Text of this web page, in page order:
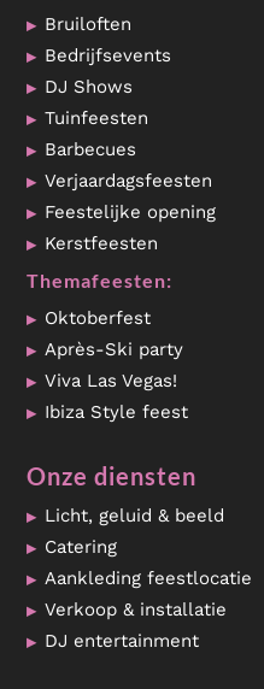
Bruiloften
Bedrijfsevents
DJ Shows
Tuinfeesten
Barbecues
Verjaardagsfeesten
Feestelijke opening
Kerstfeesten
Themafeesten:
Oktoberfest
Après-Ski party
Viva Las Vegas!
Ibiza Style feest
Onze diensten
Licht, geluid & beeld
Catering
Aankleding feestlocatie
Verkoop & installatie
DJ entertainment